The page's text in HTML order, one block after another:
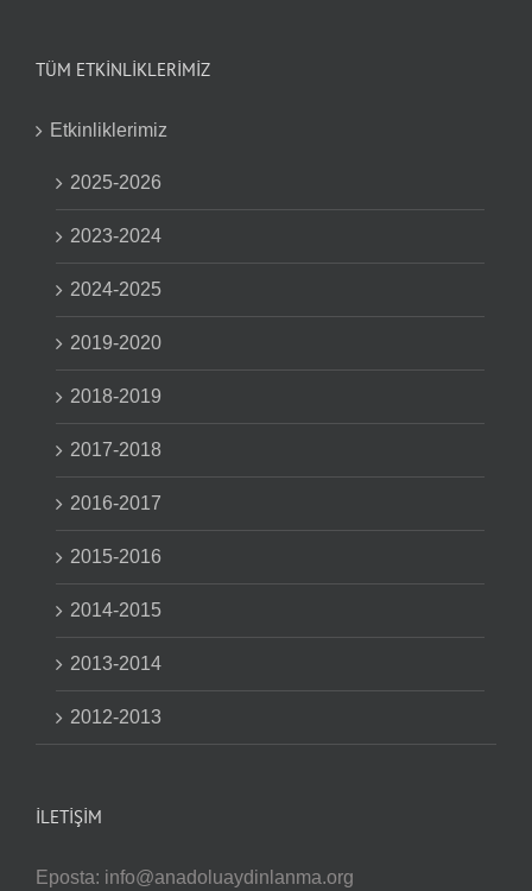
TÜM ETKİNLİKLERİMİZ
Etkinliklerimiz
2025-2026
2023-2024
2024-2025
2019-2020
2018-2019
2017-2018
2016-2017
2015-2016
2014-2015
2013-2014
2012-2013
İLETIŞIM
Eposta: info@anadoluaydinlanma.org